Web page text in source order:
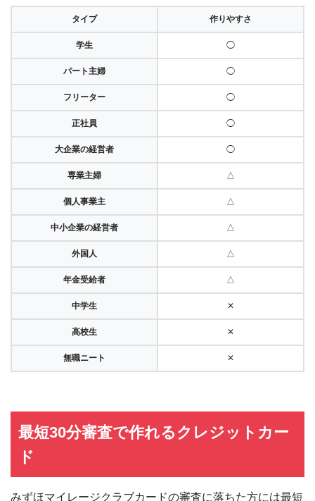
タイプ 作りやすさ
学生 ◯
パート主婦 ◯
フリーター ◯
正社員 ◯
大企業の経営者 ◯
専業主婦 △
個人事業主 △
中小企業の経営者 △
外国人 △
年金受給者 △
中学生 ✕
高校生 ✕
無職ニート ✕
最短30分審査で作れるクレジットカー
ド
みずほマイレージクラブカードの審査に落ちた方には最短